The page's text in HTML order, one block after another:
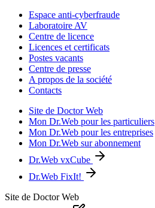
Espace anti-cyberfraude
Laboratoire AV
Centre de licence
Licences et certificats
Postes vacants
Centre de presse
A propos de la société
Contacts
Site de Doctor Web
Mon Dr.Web pour les particuliers
Mon Dr.Web pour les entreprises
Mon Dr.Web sur abonnement
Dr.Web vxCube
Dr.Web FixIt!
Site de Doctor Web